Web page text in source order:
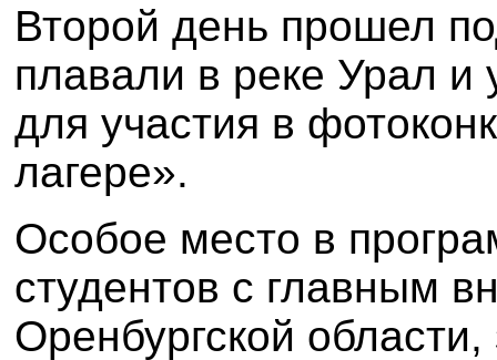
Второй день прошел
плавали в реке Урал и
для участия в
лагере».
Особое место в
студентов с главным
Оренбургской